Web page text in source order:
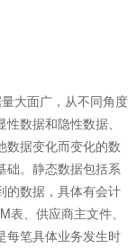
大面广，从不同角度
数据和隐性数据、
数据变化而变化的数
础。静态数据包括系
的数据，具体有会计
、供应商主文件、
每笔具体业务发生时